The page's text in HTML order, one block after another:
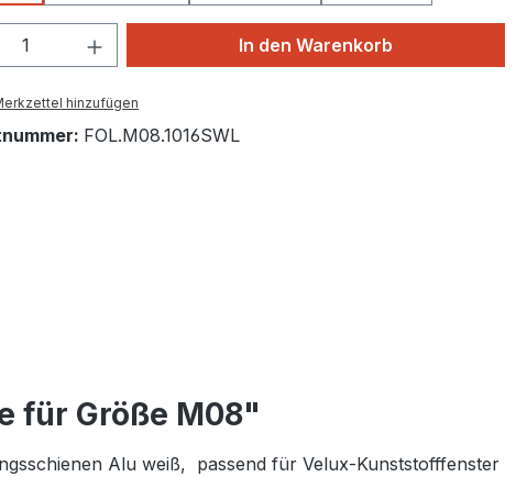
Anzahl: Gib den gewünschten Wert
In den Warenkorb
hinzufügen
FOL.M08.1016SWL
für Größe M08"
Alu weiß, passend für Velux-Kunststofffenster